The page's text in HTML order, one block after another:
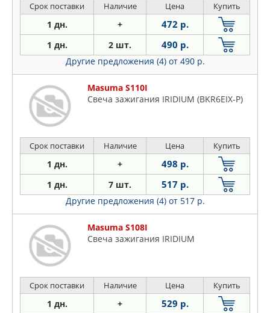
Срок поставки Наличие Цена Купить
1 дн. + 472 р.
1 дн. 2 шт. 490 р.
Другие предложения (4) от 490 р.
Masuma S110I
Свеча зажигания IRIDIUM (BKR6EIX-P)
Срок поставки Наличие Цена Купить
1 дн. + 498 р.
1 дн. 7 шт. 517 р.
Другие предложения (4) от 517 р.
Masuma S108I
Свеча зажигания IRIDIUM
Срок поставки Наличие Цена Купить
1 дн. + 529 р.